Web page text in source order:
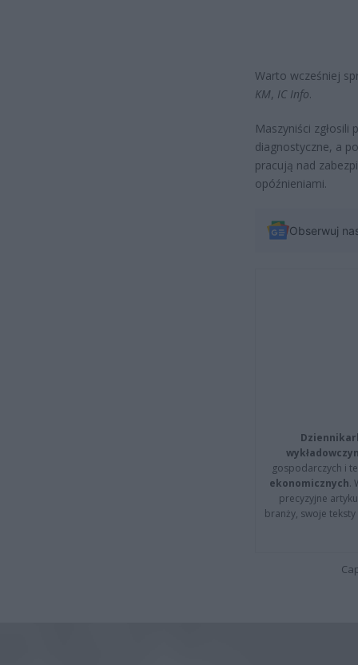
Warto wcześniej
KM, IC Info.
Maszyniści zgłosili
diagnostyczne, a
pracują nad
opóźnieniami.
Obserwuj
gospodarczych i
ekonomicznych.
precyzyjne
branży, swoje